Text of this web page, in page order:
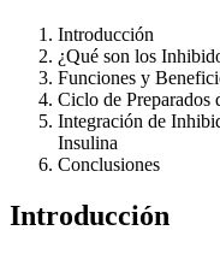
Introducción
¿Qué son los
Funciones y
Ciclo de Preparados
Integración de
Insulina
Conclusiones
Introducción